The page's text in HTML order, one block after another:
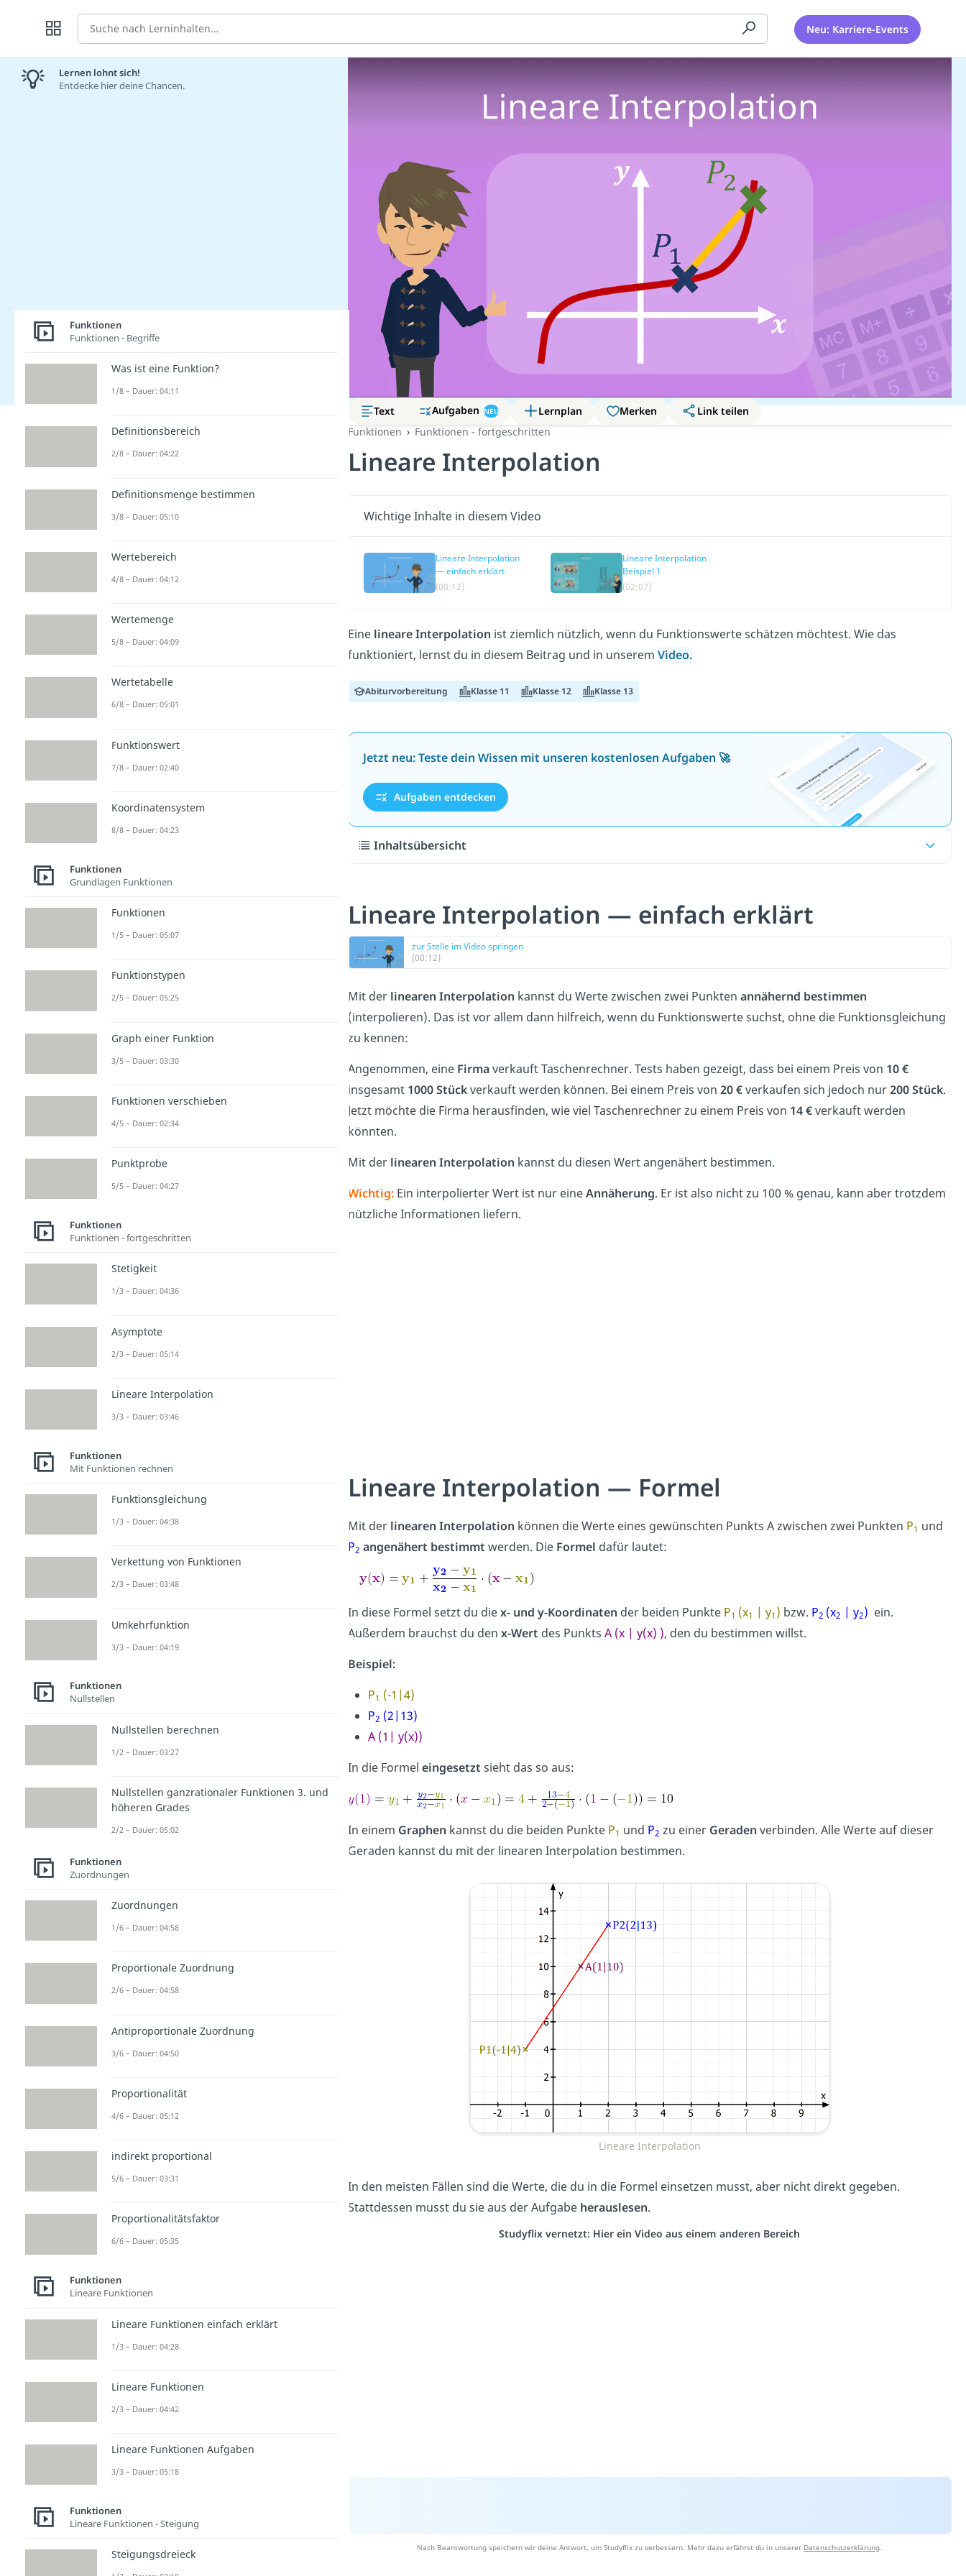
Suche Neu: Karriere-Events
Text Aufgaben NEU Lernplan Merken
Link teilen
Funktionen
Funktionen - fortgeschritten
Lineare Interpolation
Wichtige Inhalte in diesem Video
Lineare Interpolation
— einfach erklärt
(00:12)
Lineare Interpolation
Beispiel 1
(02:07)
Einelineare Interpolation ist ziemlich nützlich, wenn du Funktionswerte schätzen möchtest. Wie das
funktioniert, lernst du in diesem Beitrag und in unserem Video.
Abiturvorbereitung Klasse 11 Klasse 12 Klasse 13
Jetzt neu: Teste dein Wissen mit unseren kostenlosen Aufgaben 🚀
Aufgaben entdecken
Inhaltsübersicht
Lineare Interpolation — einfach erklärt
zur Stelle im Video springen
(00:12)
Mit der linearen Interpolation kannst du Werte zwischen zwei Punkten annähernd bestimmen
(interpolieren). Das ist vor allem dann hilfreich, wenn du Funktionswerte suchst, ohne die Funktionsgleichung
zu kennen:
Angenommen, eine Firmaverkauft Taschenrechner. Tests haben gezeigt, dass bei einem Preis von 10 €
insgesamt 1000 Stückverkauft werden können. Bei einem Preis von 20 €verkaufen sich jedoch nur200Stück.
Jetzt möchte die Firma herausfinden, wie viel Taschenrechner zu einem Preis von 14 €verkauft werden
könnten.
Mit der linearen Interpolation kannst du diesen Wert angenähert bestimmen.
Wichtig: Ein interpolierter Wert ist nur eineAnnäherung. Er ist also nicht zu 100 % genau, kann aber trotzdem
nützliche Informationen liefern.
Lineare Interpolation — Formel
Mit der linearen Interpolation können die Werte eines gewünschten Punkts A zwischen zwei Punkten P1 und
P2 angenähert bestimmt werden. Die Formel dafür lautet:
In diese Formel setzt du diex- und y-Koordinaten der beiden PunkteP1 (x1 | y1) bzw. P2 (x2 | y2) ein.
Außerdem brauchst du den x-Wert des Punkts A (x | y(x) ), den du bestimmen willst.
Beispiel:
P1 (-1|4)
P2 (2|13)
A (1| y(x))
In die Formel eingesetzt sieht das so aus:
In einem Graphen kannst du die beiden Punkte P1 und P2 zu einer Geraden verbinden. Alle Werte auf dieser
Geraden kannst du mit der linearen Interpolation bestimmen.
Lineare Interpolation
In den meisten Fällen sind die Werte, die du in die Formel einsetzen musst, aber nicht direkt gegeben.
Stattdessen musst du sie aus der Aufgabe herauslesen.
Studyflix vernetzt: Hier ein Video aus einem anderen Bereich
Nach Beantwortung speichern wir deine Antwort, um Studyflix zu verbessern. Mehr dazu erfährst du in unserer Datenschutzerklärung.
Lernen lohnt sich!
Entdecke hier deine Chancen.
Funktionen
Funktionen - Begriffe
Was ist eine Funktion?
1/8 – Dauer: 04:11
Definitionsbereich
2/8 – Dauer: 04:22
Definitionsmenge bestimmen
3/8 – Dauer: 05:10
Wertebereich
4/8 – Dauer: 04:12
Wertemenge
5/8 – Dauer: 04:09
Wertetabelle
6/8 – Dauer: 05:01
Funktionswert
7/8 – Dauer: 02:40
Koordinatensystem
8/8 – Dauer: 04:23
Funktionen
Grundlagen Funktionen
Funktionen
1/5 – Dauer: 05:07
Funktionstypen
2/5 – Dauer: 05:25
Graph einer Funktion
3/5 – Dauer: 03:30
Funktionen verschieben
4/5 – Dauer: 02:34
Punktprobe
5/5 – Dauer: 04:27
Funktionen
Funktionen - fortgeschritten
Stetigkeit
1/3 – Dauer: 04:36
Asymptote
2/3 – Dauer: 05:14
Lineare Interpolation
3/3 – Dauer: 03:46
Funktionen
Mit Funktionen rechnen
Funktionsgleichung
1/3 – Dauer: 04:38
Verkettung von Funktionen
2/3 – Dauer: 03:48
Umkehrfunktion
3/3 – Dauer: 04:19
Funktionen
Nullstellen
Nullstellen berechnen
1/2 – Dauer: 03:27
Nullstellen ganzrationaler Funktionen 3. und
höheren Grades
2/2 – Dauer: 05:02
Funktionen
Zuordnungen
Zuordnungen
1/6 – Dauer: 04:58
Proportionale Zuordnung
2/6 – Dauer: 04:58
Antiproportionale Zuordnung
3/6 – Dauer: 04:50
Proportionalität
4/6 – Dauer: 05:12
indirekt proportional
5/6 – Dauer: 03:31
Proportionalitätsfaktor
6/6 – Dauer: 05:35
Funktionen
Lineare Funktionen
Lineare Funktionen einfach erklärt
1/3 – Dauer: 04:28
Lineare Funktionen
2/3 – Dauer: 04:42
Lineare Funktionen Aufgaben
3/3 – Dauer: 05:18
Funktionen
Lineare Funktionen - Steigung
Steigungsdreieck